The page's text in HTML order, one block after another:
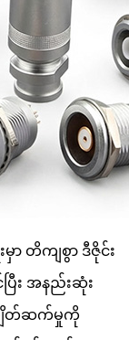
းမှာ တိကျစွာ ဒီဇိုင်း
ပြီး အနည်းဆုံး
ျိတ်ဆက်မှုကို